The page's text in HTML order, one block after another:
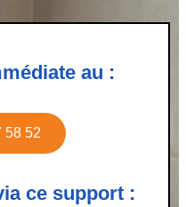
au :
58 52
ce support :